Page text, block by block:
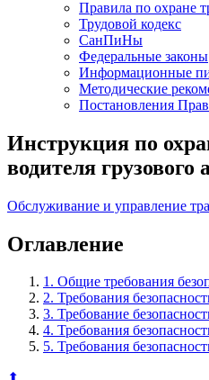
Правила по охране
Трудовой кодекс
СанПиНы
Федеральные законы
Информационные
Методические
Постановления
Инструкция по
водителя грузового
Обслуживание и управление
Оглавление
1. Общие требования
2. Требования
3. Требование
4. Требования
5. Требования